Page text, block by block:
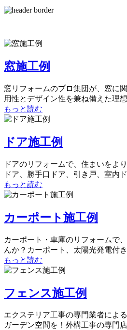
窓施工例
窓リフォームのプロ集団が、窓に
用性とデザイン性を兼ね備えた理
もっと読む
ドア施工例
ドアのリフォームで、住まいをよ
ドア、勝手口ドア、引き戸、室内
もっと読む
カーポート施工例
カーポート・車庫のリフォームで
んか？カーポート、太陽光発電付
もっと読む
フェンス施工例
エクステリア工事の専門業者によ
ガーデン空間を！外構工事の専門